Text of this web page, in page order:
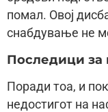
помал. Овој
снабдување не
Последици за
Поради тоа, и
недостигот на